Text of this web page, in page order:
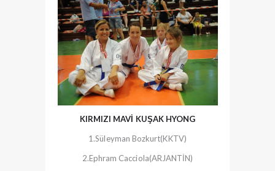
KIRMIZI MAVİ KUŞAK HYONG
1.Süleyman Bozkurt(KKTV)
2.Ephram Cacciola(ARJANTİN)